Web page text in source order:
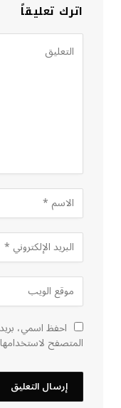
اترك تعليقاً
احفظ اسمي،
المتصفح